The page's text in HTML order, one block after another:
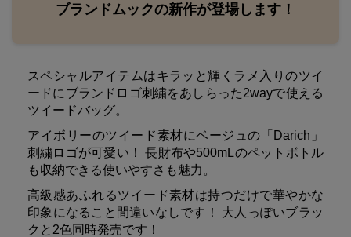
ブランドムックの新作が登場します！
スペシャルアイテムはキラッと輝くラメ入りのツイ
ードにブランドロゴ刺繍をあしらった2wayで使える
ツイードバッグ。
アイボリーのツイード素材にベージュの「Darich」
刺繍ロゴが可愛い！ 長財布や500mLのペットボトル
も収納できる使いやすさも魅力。
高級感あふれるツイード素材は持つだけで華やかな
印象になること間違いなしです！ 大人っぽいブラッ
クと2色同時発売です！